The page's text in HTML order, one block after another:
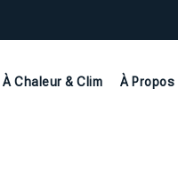
À Chaleur & Clim À Propos